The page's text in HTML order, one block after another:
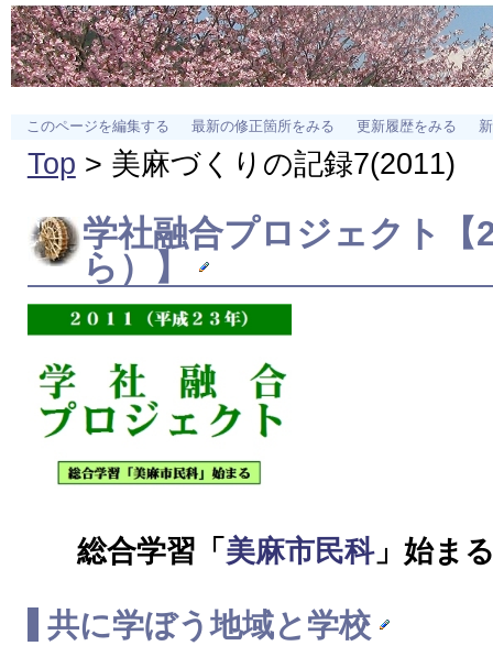
このページを編集する 最新の修正箇所をみる 更新履歴をみる
Top > 美麻づくりの記録7(2011)
学社融合プロジェクト【
ら）】
総合学習「 美麻市民科」始ま
共に学ぼう地域と学校